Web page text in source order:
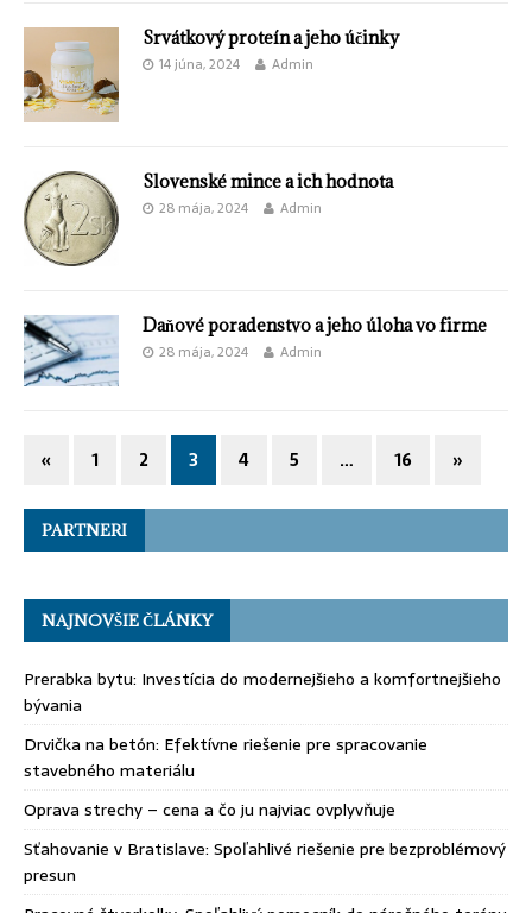
Srvátkový proteín a jeho účinky
14 júna, 2024 Admin
Slovenské mince a ich hodnota
28 mája, 2024 Admin
Daňové poradenstvo a jeho úloha vo firme
28 mája, 2024 Admin
« 1 2 3 4 5 … 16 »
PARTNERI
NAJNOVŠIE ČLÁNKY
Prerabka bytu: Investícia do modernejšieho a komfortnejšieho
bývania
Drvička na betón: Efektívne riešenie pre spracovanie
stavebného materiálu
Oprava strechy – cena a čo ju najviac ovplyvňuje
Sťahovanie v Bratislave: Spoľahlivé riešenie pre bezproblémový
presun